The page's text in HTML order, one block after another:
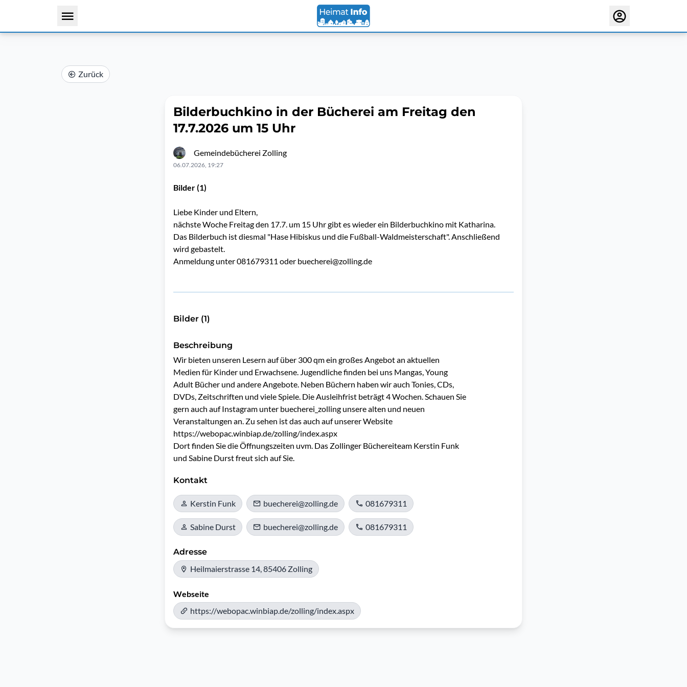
Zurück
Bilderbuchkino in der Bücherei am Freitag den
17.7.2026 um 15 Uhr
Gemeindebücherei Zolling
06.07.2026, 19:27
Bilder (1)
Liebe Kinder und Eltern,
nächste Woche Freitag den 17.7. um 15 Uhr gibt es wieder ein Bilderbuchkino mit Katharina.
Das Bilderbuch ist diesmal "Hase Hibiskus und die Fußball-Waldmeisterschaft". Anschließend
wird gebastelt.
Anmeldung unter 081679311 oder buecherei@zolling.de
Bilder (1)
Beschreibung
Wir bieten unseren Lesern auf über 300 qm ein großes Angebot an aktuellen
Medien für Kinder und Erwachsene. Jugendliche finden bei uns Mangas, Young
Adult Bücher und andere Angebote. Neben Büchern haben wir auch Tonies, CDs,
DVDs, Zeitschriften und viele Spiele. Die Ausleihfrist beträgt 4 Wochen. Schauen Sie
gern auch auf Instagram unter buecherei_zolling unsere alten und neuen
Veranstaltungen an. Zu sehen ist das auch auf unserer Website
https://webopac.winbiap.de/zolling/index.aspx
Dort finden Sie die Öffnungszeiten uvm. Das Zollinger Büchereiteam Kerstin Funk
und Sabine Durst freut sich auf Sie.
Kontakt
Kerstin Funk buecherei@zolling.de 081679311
Sabine Durst buecherei@zolling.de 081679311
Adresse
Heilmaierstrasse 14, 85406 Zolling
Webseite
https://webopac.winbiap.de/zolling/index.aspx